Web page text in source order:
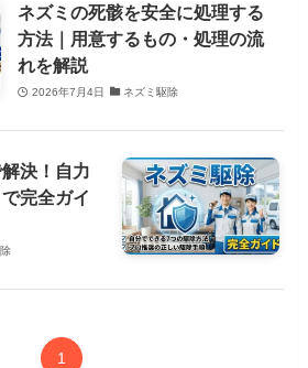
ネズミの死骸を安全に処理する
方法｜用意するもの・処理の流
れを解説
2026年7月4日 ネズミ駆除
決！自力
完全ガイ
1